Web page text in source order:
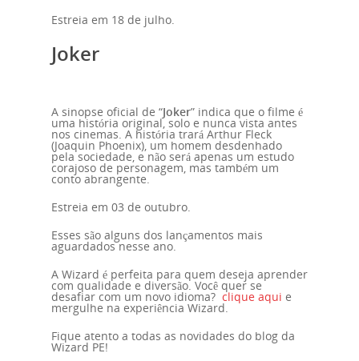
Estreia em 18 de julho.
Joker
A sinopse oficial de “Joker” indica que o filme é
uma história original, solo e nunca vista antes
nos cinemas. A história trará Arthur Fleck
(Joaquin Phoenix), um homem desdenhado
pela sociedade, e não será apenas um estudo
corajoso de personagem, mas também um
conto abrangente.
Estreia em 03 de outubro.
Esses são alguns dos lançamentos mais
aguardados nesse ano.
A Wizard é perfeita para quem deseja aprender
com qualidade e diversão. Você quer se
desafiar com um novo idioma? clique aqui e
mergulhe na experiência Wizard.
Fique atento a todas as novidades do blog da
Wizard PE!